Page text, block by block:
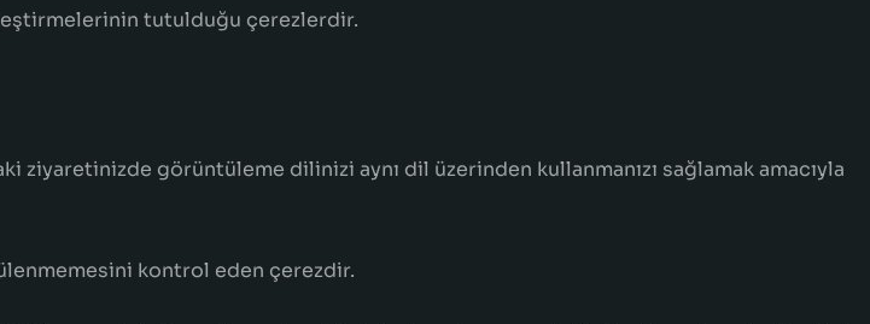
tutulduğu çerezlerdir.
görüntüleme dilinizi aynı dil üzerinden kullanmanızı sağlamak amacıyla
kontrol eden çerezdir.